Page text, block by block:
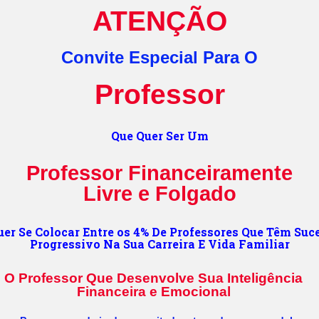
ATENÇÃO
Convite Especial Para O
Professor
Que Quer Ser Um
Professor Financeiramente
Livre e Folgado
Se Colocar Entre os 4% De Professores Que Têm
Progressivo Na Sua Carreira E Vida Familiar
O Professor Que Desenvolve Sua Inteligência
Financeira e Emocional